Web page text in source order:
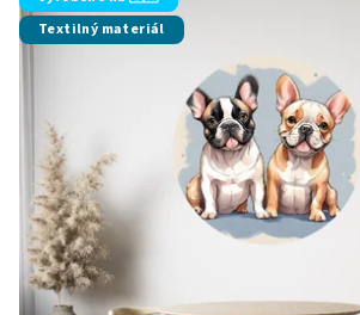
Textilný materiál